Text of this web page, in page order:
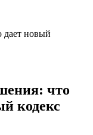
дает новый
что
кодекс